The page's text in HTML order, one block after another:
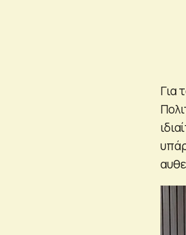
Για